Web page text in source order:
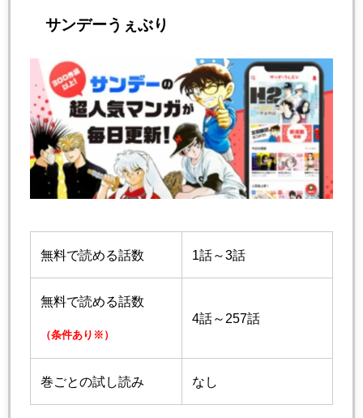
サンデーうぇぶり
無料で読める話数 1話～3話
無料で読める話数
（条件あり※）
4話～257話
巻ごとの試し読み なし